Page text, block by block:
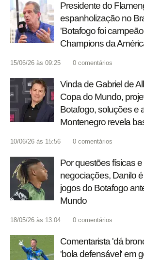
Presidente do
espanholização no
'Botafogo foi
Champions da
15/06/26 às 09:25 0 comentários
Vinda de Gabriel de
Copa do Mundo,
Botafogo, soluções e
Montenegro revela
10/06/26 às 15:56 0 comentários
Por questões físicas
negociações, Danilo
jogos do Botafogo
Mundo
18/05/26 às 13:04 0 comentários
Comentarista 'dá
'bola defensável' em